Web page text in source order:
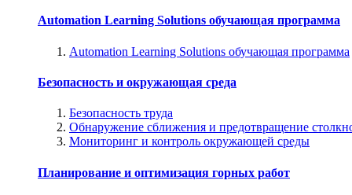
Automation Learning Solutions обучающая программа
Automation Learning Solutions обучающая программа
Безопасность и окружающая среда
Безопасность труда
Обнаружение сближения и предотвращение
Мониторинг и контроль окружающей среды
Планирование и оптимизация горных работ